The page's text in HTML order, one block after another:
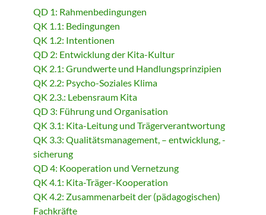
QD 1: Rahmenbedingungen
QK 1.1: Bedingungen
QK 1.2: Intentionen
QD 2: Entwicklung der Kita-Kultur
QK 2.1: Grundwerte und Handlungsprinzipien
QK 2.2: Psycho-Soziales Klima
QK 2.3.: Lebensraum Kita
QD 3: Führung und Organisation
QK 3.1: Kita-Leitung und Trägerverantwortung
QK 3.3: Qualitätsmanagement, – entwicklung, -
sicherung
QD 4: Kooperation und Vernetzung
QK 4.1: Kita-Träger-Kooperation
QK 4.2: Zusammenarbeit der (pädagogischen)
Fachkräfte